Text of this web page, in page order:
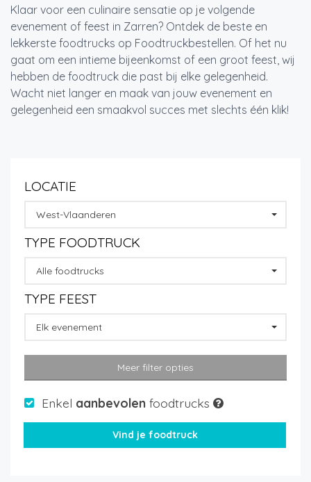
Klaar voor een culinaire sensatie op je volgende
evenement of feest in Zarren? Ontdek de beste en
lekkerste foodtrucks op Foodtruckbestellen. Of het nu
gaat om een intieme bijeenkomst of een groot feest, wij
hebben de foodtruck die past bij elke gelegenheid.
Wacht niet langer en maak van jouw evenement en
gelegenheid een smaakvol succes met slechts één klik!
LOCATIE
West-Vlaanderen
TYPE FOODTRUCK
Alle foodtrucks
TYPE FEEST
Elk evenement
Meer filter opties
Enkel aanbevolen foodtrucks